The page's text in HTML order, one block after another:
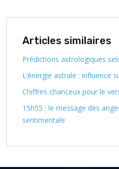
Articles similaires
Prédictions astrologiques
L’énergie astrale : influence
Chiffres chanceux pour le
15h55 : le message des
sentimentale